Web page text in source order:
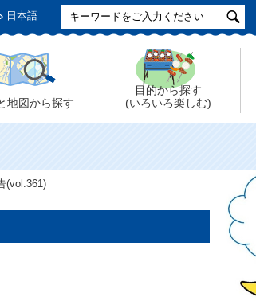
日本語
地図から探す
目的から探す
(いろいろ楽しむ)
(vol.361)